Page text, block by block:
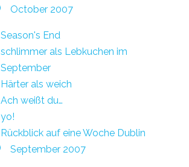
October 2007
Season's End
schlimmer als Lebkuchen im
September
Härter als weich
Ach weißt du…
yo!
Rückblick auf eine Woche Dublin
September 2007